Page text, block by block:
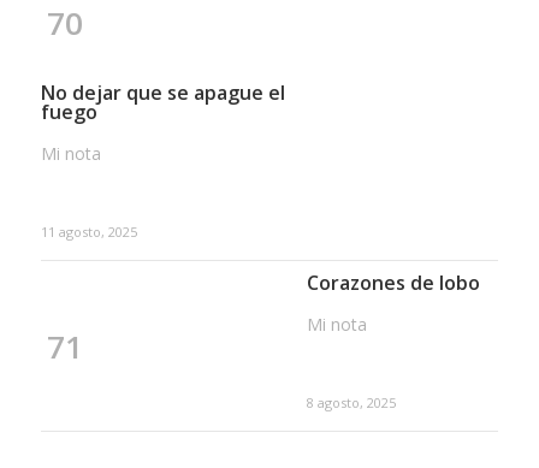
70
No dejar que se apague el
fuego
Mi nota
11 agosto, 2025
71
Corazones de lobo
Mi nota
8 agosto, 2025